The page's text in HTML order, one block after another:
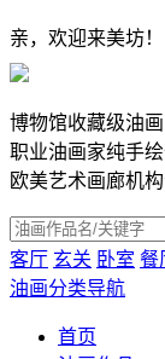
亲，欢迎来美坊！
博物馆收藏级油画
职业油画家纯手
欧美艺术画廊机
客厅 玄关 卧室 餐
油画分类导航
首页